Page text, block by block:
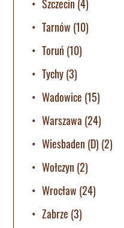
Szczecin (4)
Tarnów (10)
Toruń (10)
Tychy(3)
Wadowice (15)
Warszawa (24)
Wiesbaden (D) (2)
Wołczyn (2)
Wrocław (24)
Zabrze (3)